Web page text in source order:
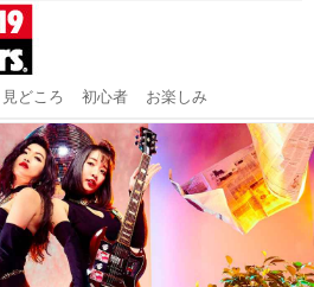
見どころ 初心者 お楽しみ